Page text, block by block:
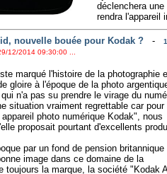
déclenchera
rendra l'appareil
nouvelle bouée pour Kodak ?-
12/2014 09:30:00 ...
marqué l'histoire de la photographie
gloire à l'époque de la photo
n'a pas su prendre le virage du
situation vraiment regrettable car pour
photo numérique Kodak", nous
proposait pourtant d'excellents
par un fond de pension britannique
image dans ce domaine de la
toujours la marque, la société "Kodak